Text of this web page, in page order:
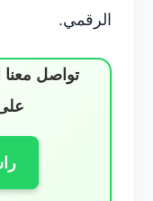
الرقمي.
تواصل معنا